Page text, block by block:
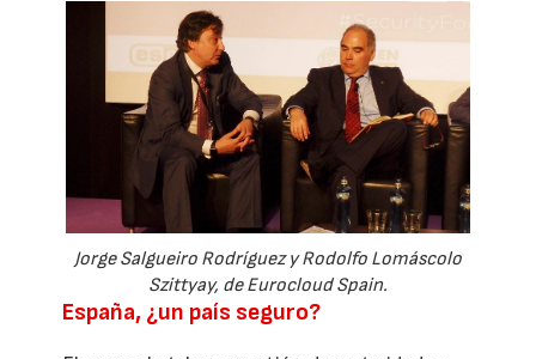
Jorge Salgueiro Rodríguez y Rodolfo Lomáscolo
Szittyay, de Eurocloud Spain.
España, ¿un país seguro?